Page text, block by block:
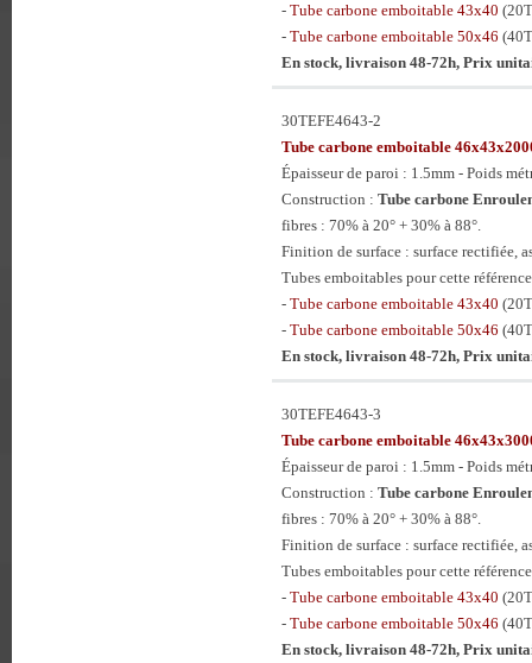
- Tube carbone emboitable 43x40
- Tube carbone emboitable 50x46
En stock, livraison 48-72h, Prix
30TEFE4643-2
Tube carbone emboitable
Épaisseur de paroi : 1.5mm - Poids
Construction : Tube carbone
fibres : 70% à 20° + 30% à 88°.
Finition de surface : surface rectifiée,
Tubes emboitables pour cette
- Tube carbone emboitable 43x40
- Tube carbone emboitable 50x46
En stock, livraison 48-72h, Prix
30TEFE4643-3
Tube carbone emboitable
Épaisseur de paroi : 1.5mm - Poids
Construction : Tube carbone
fibres : 70% à 20° + 30% à 88°.
Finition de surface : surface rectifiée,
Tubes emboitables pour cette
- Tube carbone emboitable 43x40
- Tube carbone emboitable 50x46
En stock, livraison 48-72h, Prix